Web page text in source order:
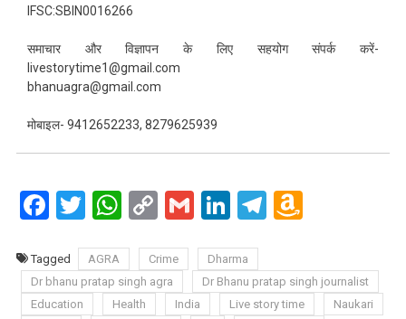
IFSC:SBIN0016266
समाचार और विज्ञापन के लिए सहयोग संपर्क करें-
livestorytime1@gmail.com
bhanuagra@gmail.com
मोबाइल- 9412652233, 8279625939
Facebook
Twitter
WhatsApp
CopyGmailLinkedIn
Telegram
Amazon
List
Tagged AGRA Crime
Dharma
Dr bhanu pratap singh agra
Dr Bhanu pratap singh journalist
Education
Health India Live story time
Naukari